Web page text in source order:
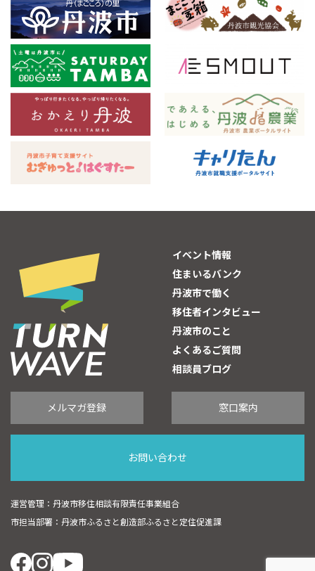
イベント情報
住まいるバンク
丹波市で働く
移住者インタビュー
丹波市のこと
よくあるご質問
相談員ブログ
メルマガ登録 窓口案内
お問い合わせ
運営管理：丹波市移住相談有限責任事業組合
市担当部署：丹波市ふるさと創造部ふるさと定住促進課